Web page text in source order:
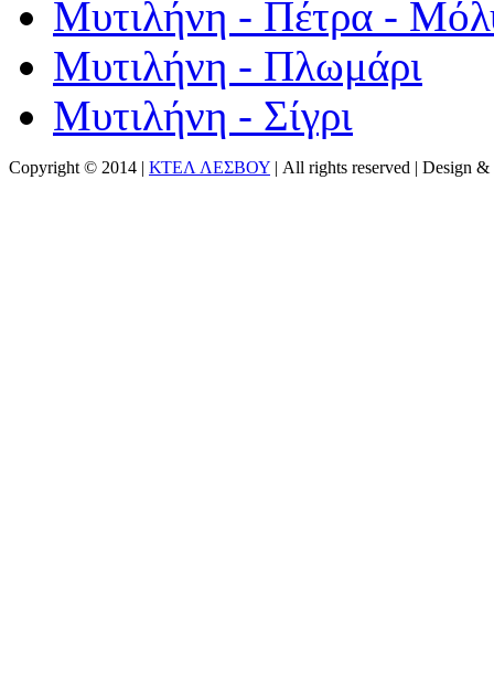
Μυτιλήνη - Πέτρα -
Μυτιλήνη - Πλωμάρι
Μυτιλήνη - Σίγρι
Copyright © 2014 | ΚΤΕΛ ΛΕΣΒΟΥ | All rights reserved | Design &